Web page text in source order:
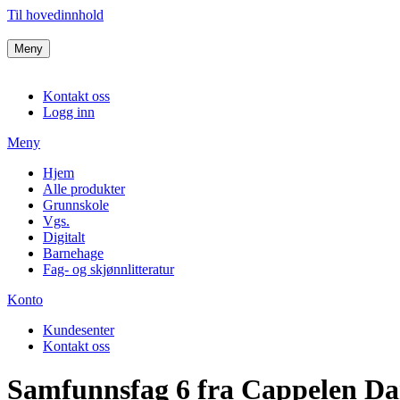
Til hovedinnhold
Meny
Kontakt oss
Logg inn
Meny
Hjem
Alle produkter
Grunnskole
Vgs.
Digitalt
Barnehage
Fag- og skjønnlitteratur
Konto
Kundesenter
Kontakt oss
Samfunnsfag 6 fra Cappelen